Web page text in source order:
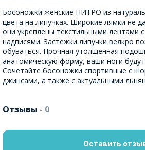
Босоножки женские НИТРО из
цвета на липучках. Широкие лямки не
они укреплены текстильными лентами
надписями. Застежки липучки велкро
обуваться. Прочная утолщенная
анатомическую форму, ваши ноги
Сочетайте босоножки спортивные с
джинсами, а также с актуальными
Отзывы - 0
Оставить